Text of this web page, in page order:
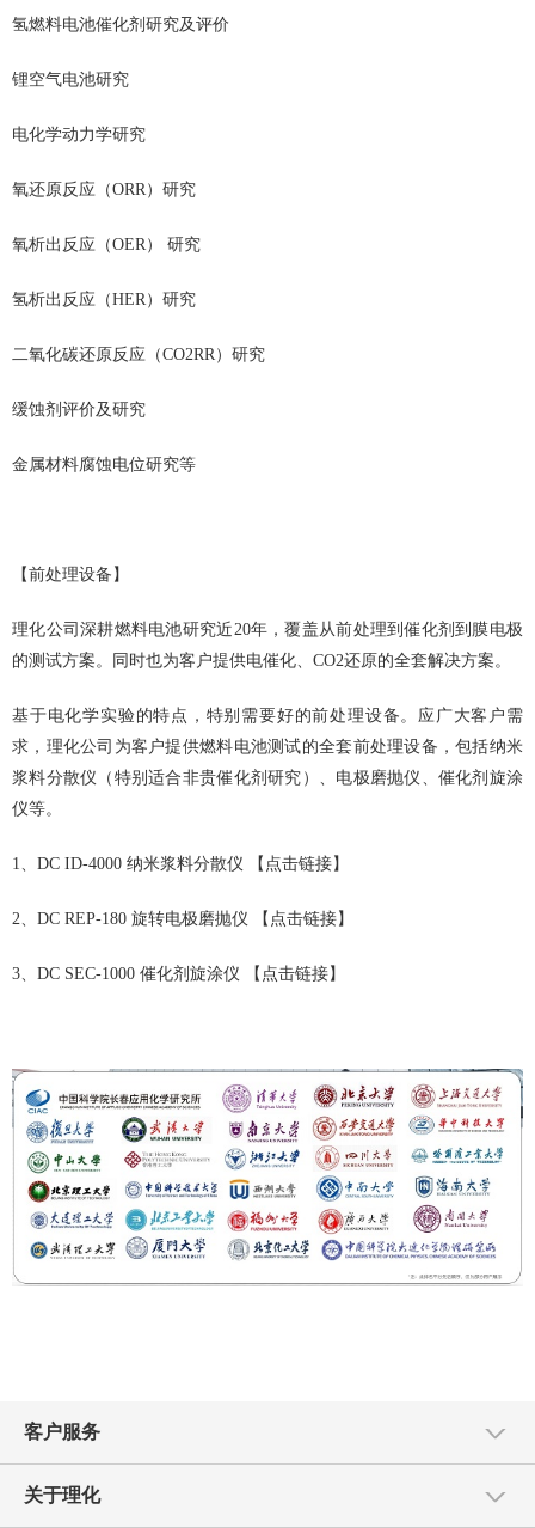
氢燃料电池催化剂研究及评价
锂空气电池研究
电化学动力学研究
氧还原反应（ORR）研究
氧析出反应（OER） 研究
氢析出反应（HER）研究
二氧化碳还原反应（CO2RR）研究
缓蚀剂评价及研究
金属材料腐蚀电位研究等
【前处理设备】
理化公司深耕燃料电池研究近20年，覆盖从前处理到催化剂到膜电极
的测试方案。同时也为客户提供电催化、CO2还原的全套解决方案。
基于电化学实验的特点，特别需要好的前处理设备。应广大客户需
求，理化公司为客户提供燃料电池测试的全套前处理设备，包括纳米
浆料分散仪（特别适合非贵催化剂研究）、电极磨抛仪、催化剂旋涂
仪等。
1、DC ID-4000 纳米浆料分散仪 【点击链接】
2、DC REP-180 旋转电极磨抛仪 【点击链接】
3、DC SEC-1000 催化剂旋涂仪 【点击链接】
客户服务
关于理化